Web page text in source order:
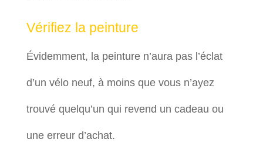
Vérifiez la peinture
Évidemment, la peinture n’aura pas l’éclat
d’un vélo neuf, à moins que vous n’ayez
trouvé quelqu’un qui revend un cadeau ou
une erreur d’achat.